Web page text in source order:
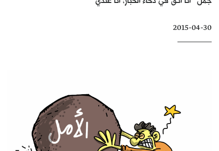
الأرشيف
2015-04-30